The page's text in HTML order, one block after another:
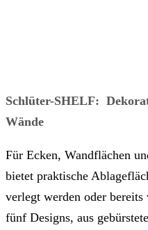
Schlüter-SHELF:
Wände
Für Ecken, Wandflächen
bietet praktische
verlegt werden oder
fünf Designs, aus